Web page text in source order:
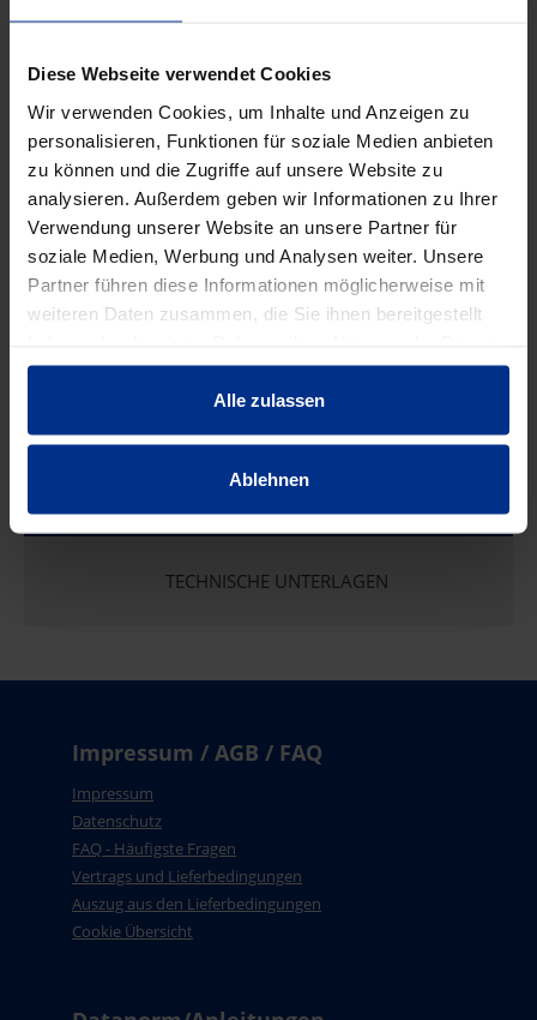
Diese Webseite verwendet Cookies
Wir verwenden Cookies, um Inhalte und Anzeigen zu
personalisieren, Funktionen für soziale Medien anbieten
zu können und die Zugriffe auf unsere Website zu
analysieren. Außerdem geben wir Informationen zu Ihrer
Verwendung unserer Website an unsere Partner für
soziale Medien, Werbung und Analysen weiter. Unsere
Partner führen diese Informationen möglicherweise mit
weiteren Daten zusammen, die Sie ihnen bereitgestellt
gesammelt haben.
Alle zulassen
Ablehnen
HW-3810/80/ZAK46
MINUS PLUS
Stück
Min.: 1 Stück
213,00 € AAJ
EIGENSCHAFTEN
TECHNISCHE UNTERLAGEN
Impressum / AGB / FAQ
Impressum
Datenschutz
FAQ - Häufigste Fragen
Vertrags und Lieferbedingungen
Auszug aus den Lieferbedingungen
Cookie Übersicht